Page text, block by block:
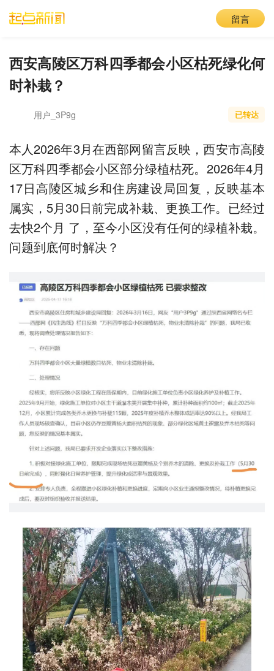
留言
西安高陵区万科四季都会小区枯死绿化何
时补栽？
用户_3P9g 已转达
本人2026年3月在西部网留言反映，西安市高陵
区万科四季都会小区部分绿植枯死。2026年4月
17日高陵区城乡和住房建设局回复，反映基本
属实，5月30日前完成补栽、更换工作。已经过
去快2个月 了，至今小区没有任何的绿植补栽。
问题到底何时解决？